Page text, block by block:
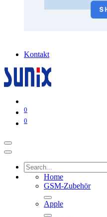
Kontakt
0
0
Home
GSM-Zubehör
Apple